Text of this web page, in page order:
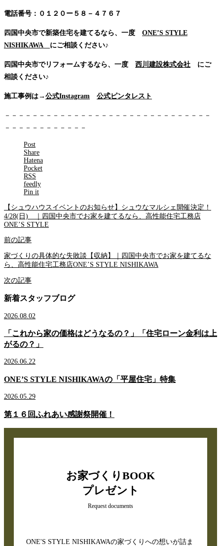
電話番号：０１２０ー５８－４７６７
四国中央市で新築住宅を建てるなら、一度 ONE’S STYLE
NISHIKAWA
にご相談ください♪
四国中央市でリフォームするなら、一度 西川建設株式会社 にご
相談ください♪
施工事例は→ 公式Instagram 公式ピンタレスト
－－－－－－－－－－－－－－－－－－－－－－－－－－－－－－
－－－－－－－－－－－－
Post
Share
Hatena
Pocket
RSS
feedly
Pin it
【シュウハウスイベントのお知らせ】シュウなマルシェ開催決定！
4/28(日) ｜四国中央市でお家を建てるなら、高性能住宅工務店
ONE’S STYLE
前の記事
家づくりの具体的な失敗談【収納】｜四国中央市でお家を建てるな
ら、高性能住宅工務店ONE’S STYLE NISHIKAWA
次の記事
新着スタッフブログ
2026.08.02
「これから家の価格はどうなるの？」「住宅ローン金利は上
がるの？」
2026.06.22
ONE’S STYLE NISHIKAWAの「平屋住宅」特集
2026.05.29
第１６回ふれあい感謝祭開催！
お家づくりBOOK
プレゼント
Request documents
ONE'S STYLE NISHIKAWAの家づくりへの想いが詰ま